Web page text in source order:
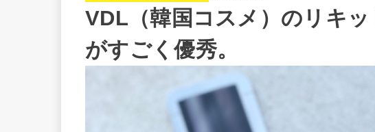
VDL（韓国コスメ）のリキ
がすごく優秀。